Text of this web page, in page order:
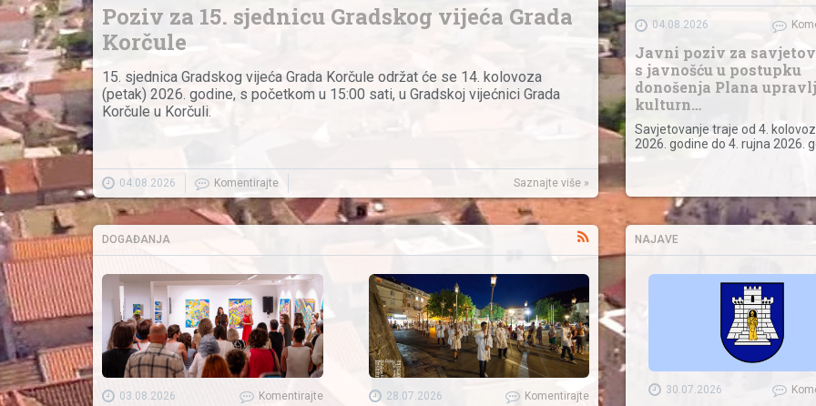
Poziv za 15. sjednicu Gradskog vijeća Grada
Korčule
15. sjednica Gradskog vijeća Grada Korčule održat će se 14. kolovoza
(petak) 2026. godine, s početkom u 15:00 sati, u Gradskoj vijećnici Grada
Korčule u Korčuli.
04.08.2026 Komentirajte Saznajte više »
04.08.2026
Javni poziv za
s javnošću u postupku
donošenja Plana
kulturn…
Savjetovanje traje od 4.
2026. godine do 4. rujna 2026.
DOGAĐANJA
03.08.2026 Komentirajte 28.07.2026 Komentirajte
NAJAVE
30.07.2026